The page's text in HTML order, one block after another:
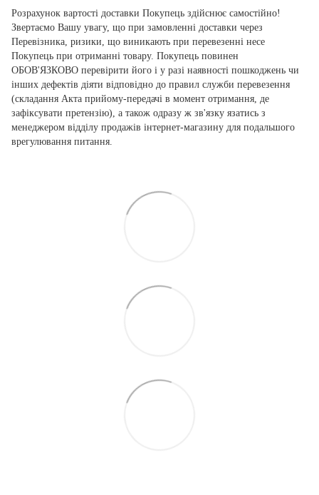
Розрахунок вартості доставки Покупець здійснює самостійно!
Звертаємо Вашу увагу, що при замовленні доставки через
Перевізника, ризики, що виникають при перевезенні несе
Покупець при отриманні товару. Покупець повинен
ОБОВ'ЯЗКОВО перевірити його і у разі наявності пошкоджень чи
інших дефектів діяти відповідно до правил служби перевезення
(складання Акта прийому-передачі в момент отримання, де
зафіксувати претензію), а також одразу ж зв'язку язатись з
менеджером відділу продажів інтернет-магазину для подальшого
врегулювання питання.